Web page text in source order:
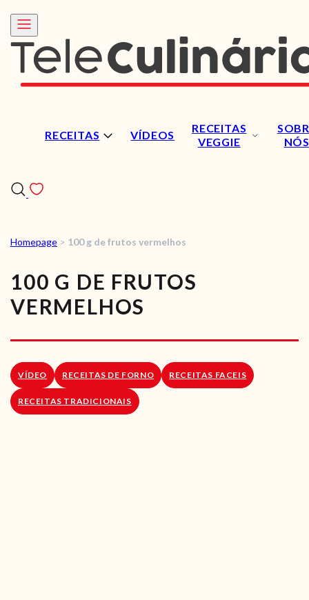
RECEITAS VÍDEOS
RECEITAS
VEGGIE
NÓS
RECEITAS
VÍDEOS
RECEITAS VEGGIE
LOJA ONLINE
Homepage > 100 g de frutos vermelhos
100 G DE FRUTOS
VERMELHOS
VÍDEO RECEITAS DE FORNO RECEITAS FACEIS
RECEITAS TRADICIONAIS